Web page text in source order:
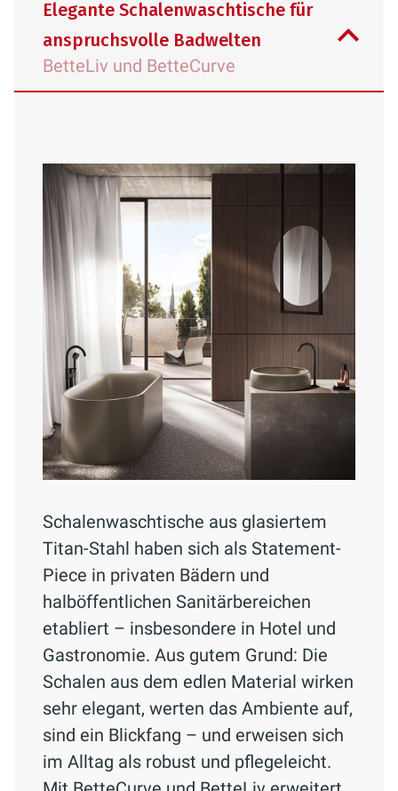
Elegante Schalenwaschtische für
anspruchsvolle Badwelten
BetteLiv und BetteCurve
Schalenwaschtische aus glasiertem
Titan-Stahl haben sich als Statement-
Piece in privaten Bädern und
halböffentlichen Sanitärbereichen
etabliert – insbesondere in Hotel und
Gastronomie. Aus gutem Grund: Die
Schalen aus dem edlen Material wirken
sehr elegant, werten das Ambiente auf,
sind ein Blickfang – und erweisen sich
im Alltag als robust und pflegeleicht.